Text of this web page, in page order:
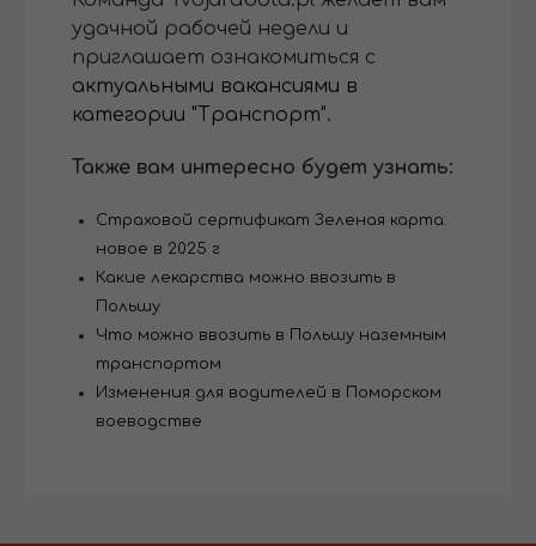
удачной рабочей недели и
приглашает ознакомиться с
актуальными вакансиями в
категории "Транспорт".
Также вам интересно будет узнать:
Страховой сертификат Зеленая карта:
новое в 2025 г
Какие лекарства можно ввозить в
Польшу
Что можно ввозить в Польшу наземным
транспортом
Изменения для водителей в Поморском
воеводстве